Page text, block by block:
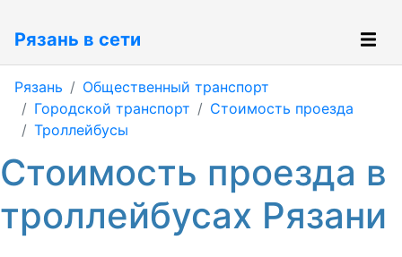
Рязань в сети
Рязань
Общественный транспорт
Городской транспорт
Стоимость проезда
Троллейбусы
Стоимость проезда в
троллейбусах Рязани